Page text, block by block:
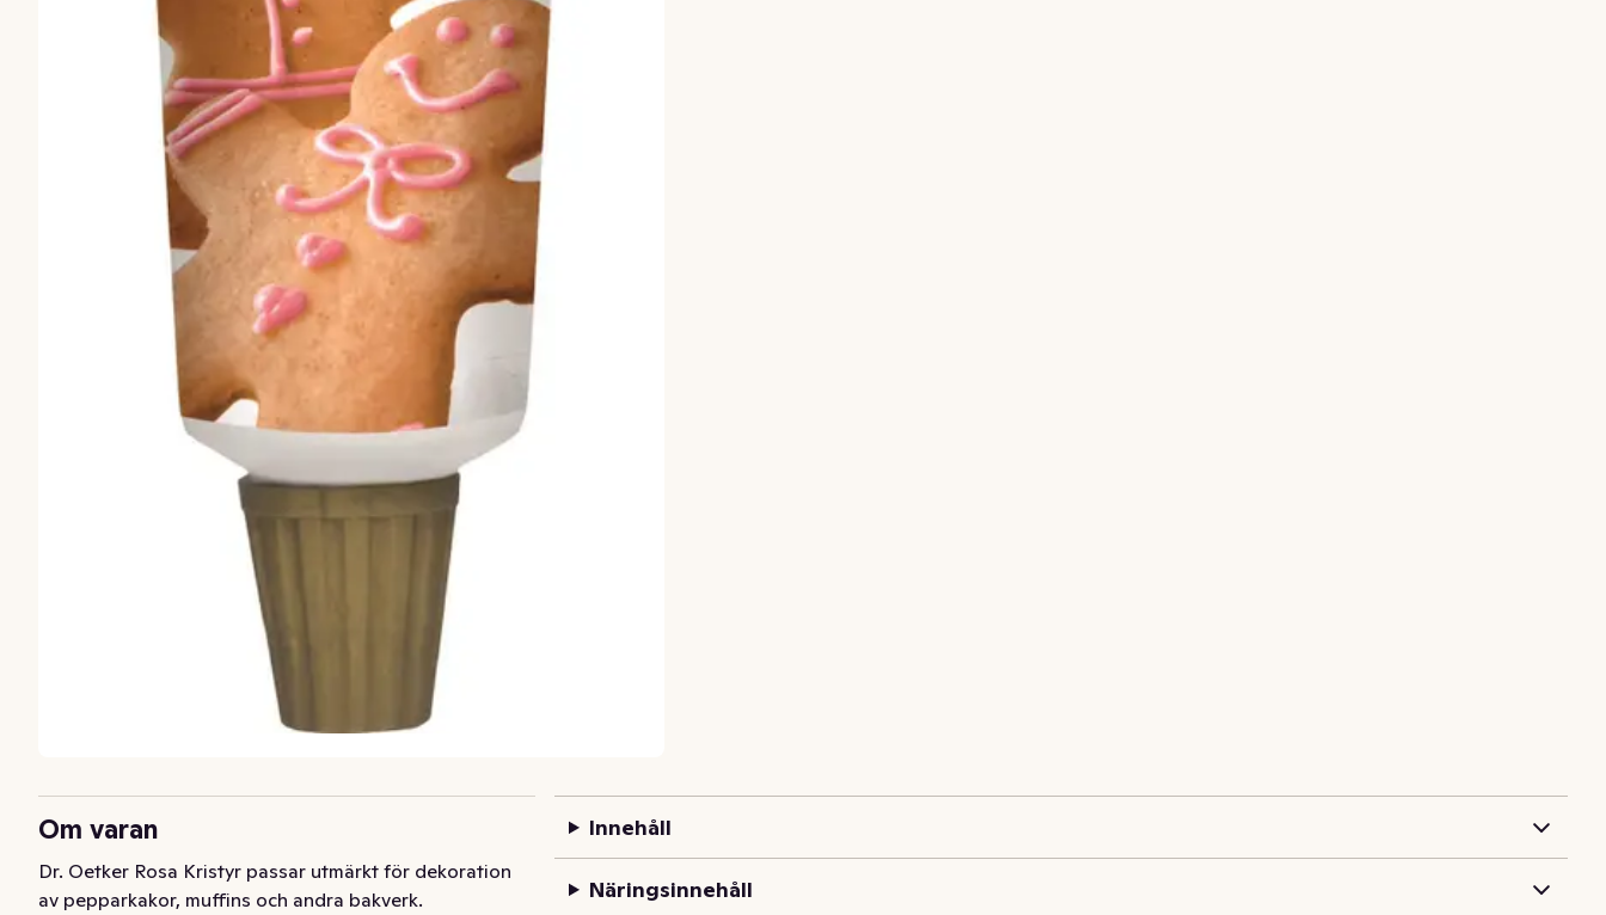
Om varan
Dr. Oetker Rosa Kristyr passar utmärkt för dekoration
av pepparkakor, muffins och andra bakverk.
Innehåll
Näringsinnehåll